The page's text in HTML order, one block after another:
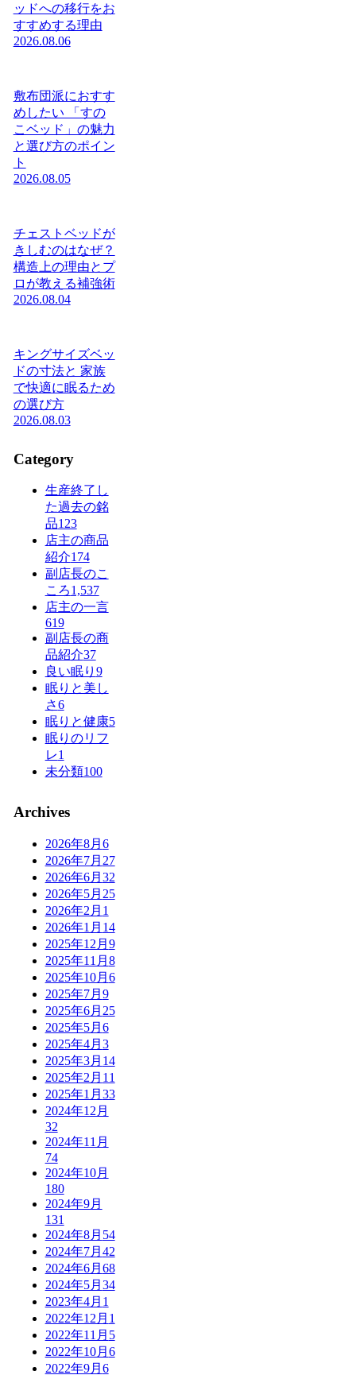
ッドへの移行をお
すすめする理由
2026.08.06
敷布団派におすす
めしたい 「すの
こベッド」の魅力
と選び方のポイン
ト
2026.08.05
チェストベッドが
きしむのはなぜ？
構造上の理由とプ
ロが教える補強術
2026.08.04
キングサイズベッ
ドの寸法と 家族
で快適に眠るため
の選び方
2026.08.03
Category
生産終了し
た過去の銘
品123
店主の商品
紹介174
副店長のこ
ころ1,537
店主の一言
619
副店長の商
品紹介37
良い眠り 9
眠りと美し
さ6
眠りと健康5
眠りのリフ
レ1
未分類100
Archives
2026年8月 6
2026年7月 27
2026年6月 32
2026年5月 25
2026年2月 1
2026年1月 14
2025年12月 9
2025年11月 8
2025年10月 6
2025年7月 9
2025年6月 25
2025年5月 6
2025年4月 3
2025年3月 14
2025年2月 11
2025年1月 33
2024年12月
32
2024年11月
74
2024年10月
180
2024年9月
131
2024年8月 54
2024年7月 42
2024年6月 68
2024年5月 34
2023年4月 1
2022年12月 1
2022年11月 5
2022年10月 6
2022年9月 6